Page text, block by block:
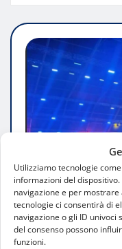
Utilizziamo tecnologie
informazioni del
navigazione e per
tecnologie ci consentirà di
navigazione o gli ID univoci
del consenso possono
funzioni.